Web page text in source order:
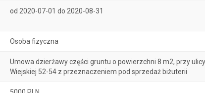
od 2020-07-01 do 2020-08-31
Osoba fizyczna
Umowa dzierżawy części gruntu o powierzchni 8 m2, przy ulicy
Wiejskiej 52-54 z przeznaczeniem pod sprzedaż biżuterii